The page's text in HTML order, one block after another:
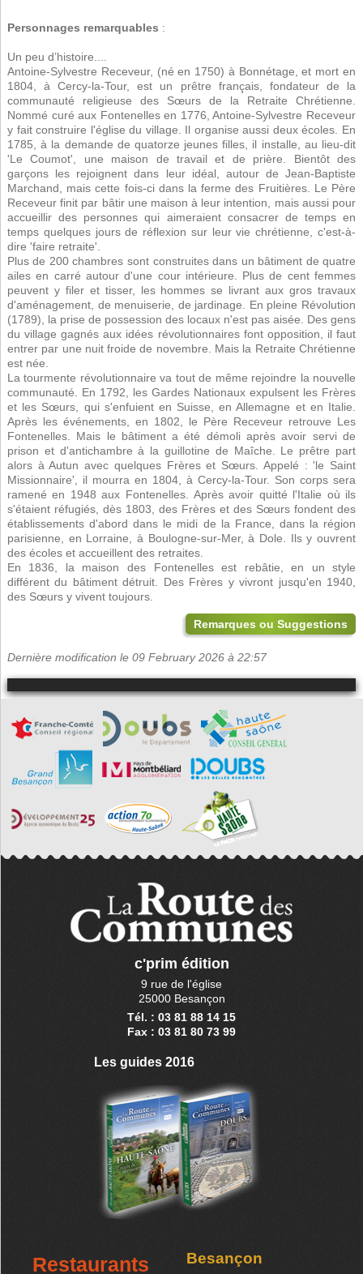
Personnages remarquables :
Un peu d’histoire....
Antoine-Sylvestre Receveur, (né en 1750) à Bonnétage, et mort en
1804, à Cercy-la-Tour, est un prêtre français, fondateur de la
communauté religieuse des Sœurs de la Retraite Chrétienne.
Nommé curé aux Fontenelles en 1776, Antoine-Sylvestre Receveur
y fait construire l'église du village. Il organise aussi deux écoles. En
1785, à la demande de quatorze jeunes filles, il installe, au lieu-dit
'Le Coumot', une maison de travail et de prière. Bientôt des
garçons les rejoignent dans leur idéal, autour de Jean-Baptiste
Marchand, mais cette fois-ci dans la ferme des Fruitières. Le Père
Receveur finit par bâtir une maison à leur intention, mais aussi pour
accueillir des personnes qui aimeraient consacrer de temps en
temps quelques jours de réflexion sur leur vie chrétienne, c'est-à-
dire 'faire retraite'.
Plus de 200 chambres sont construites dans un bâtiment de quatre
ailes en carré autour d'une cour intérieure. Plus de cent femmes
peuvent y filer et tisser, les hommes se livrant aux gros travaux
d'aménagement, de menuiserie, de jardinage. En pleine Révolution
(1789), la prise de possession des locaux n'est pas aisée. Des gens
du village gagnés aux idées révolutionnaires font opposition, il faut
entrer par une nuit froide de novembre. Mais la Retraite Chrétienne
est née.
La tourmente révolutionnaire va tout de même rejoindre la nouvelle
communauté. En 1792, les Gardes Nationaux expulsent les Frères
et les Sœurs, qui s'enfuient en Suisse, en Allemagne et en Italie.
Après les événements, en 1802, le Père Receveur retrouve Les
Fontenelles. Mais le bâtiment a été démoli après avoir servi de
prison et d'antichambre à la guillotine de Maîche. Le prêtre part
alors à Autun avec quelques Frères et Sœurs. Appelé : 'le Saint
Missionnaire', il mourra en 1804, à Cercy-la-Tour. Son corps sera
ramené en 1948 aux Fontenelles. Après avoir quitté l'Italie où ils
s'étaient réfugiés, dès 1803, des Frères et des Sœurs fondent des
établissements d'abord dans le midi de la France, dans la région
parisienne, en Lorraine, à Boulogne-sur-Mer, à Dole. Ils y ouvrent
des écoles et accueillent des retraites.
En 1836, la maison des Fontenelles est rebâtie, en un style
différent du bâtiment détruit. Des Frères y vivront jusqu'en 1940,
des Sœurs y vivent toujours.
Remarques ou Suggestions
Dernière modification le 09 February 2026 à 22:57
c'prim édition
9 rue de l'église
25000 Besançon
Tél. : 03 81 88 14 15
Fax : 03 81 80 73 99
Les guides 2016
Restaurants Besançon